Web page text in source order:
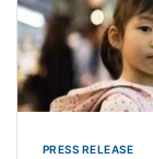
PRESS RELEASE